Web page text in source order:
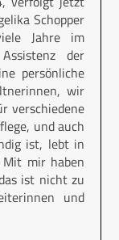
Schopper
Jahre im
der
persönliche
wir
verschiedene
und auch
ist, lebt in
Mit mir haben
ist nicht zu
und